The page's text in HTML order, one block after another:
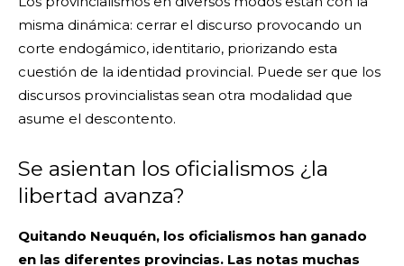
misma dinámica: cerrar el discurso provocando un
corte endogámico, identitario, priorizando esta
cuestión de la identidad provincial. Puede ser que los
discursos provincialistas sean otra modalidad que
asume el descontento.
Se asientan los oficialismos ¿la
libertad avanza?
Quitando Neuquén, los oficialismos han ganado
en las diferentes provincias. Las notas muchas